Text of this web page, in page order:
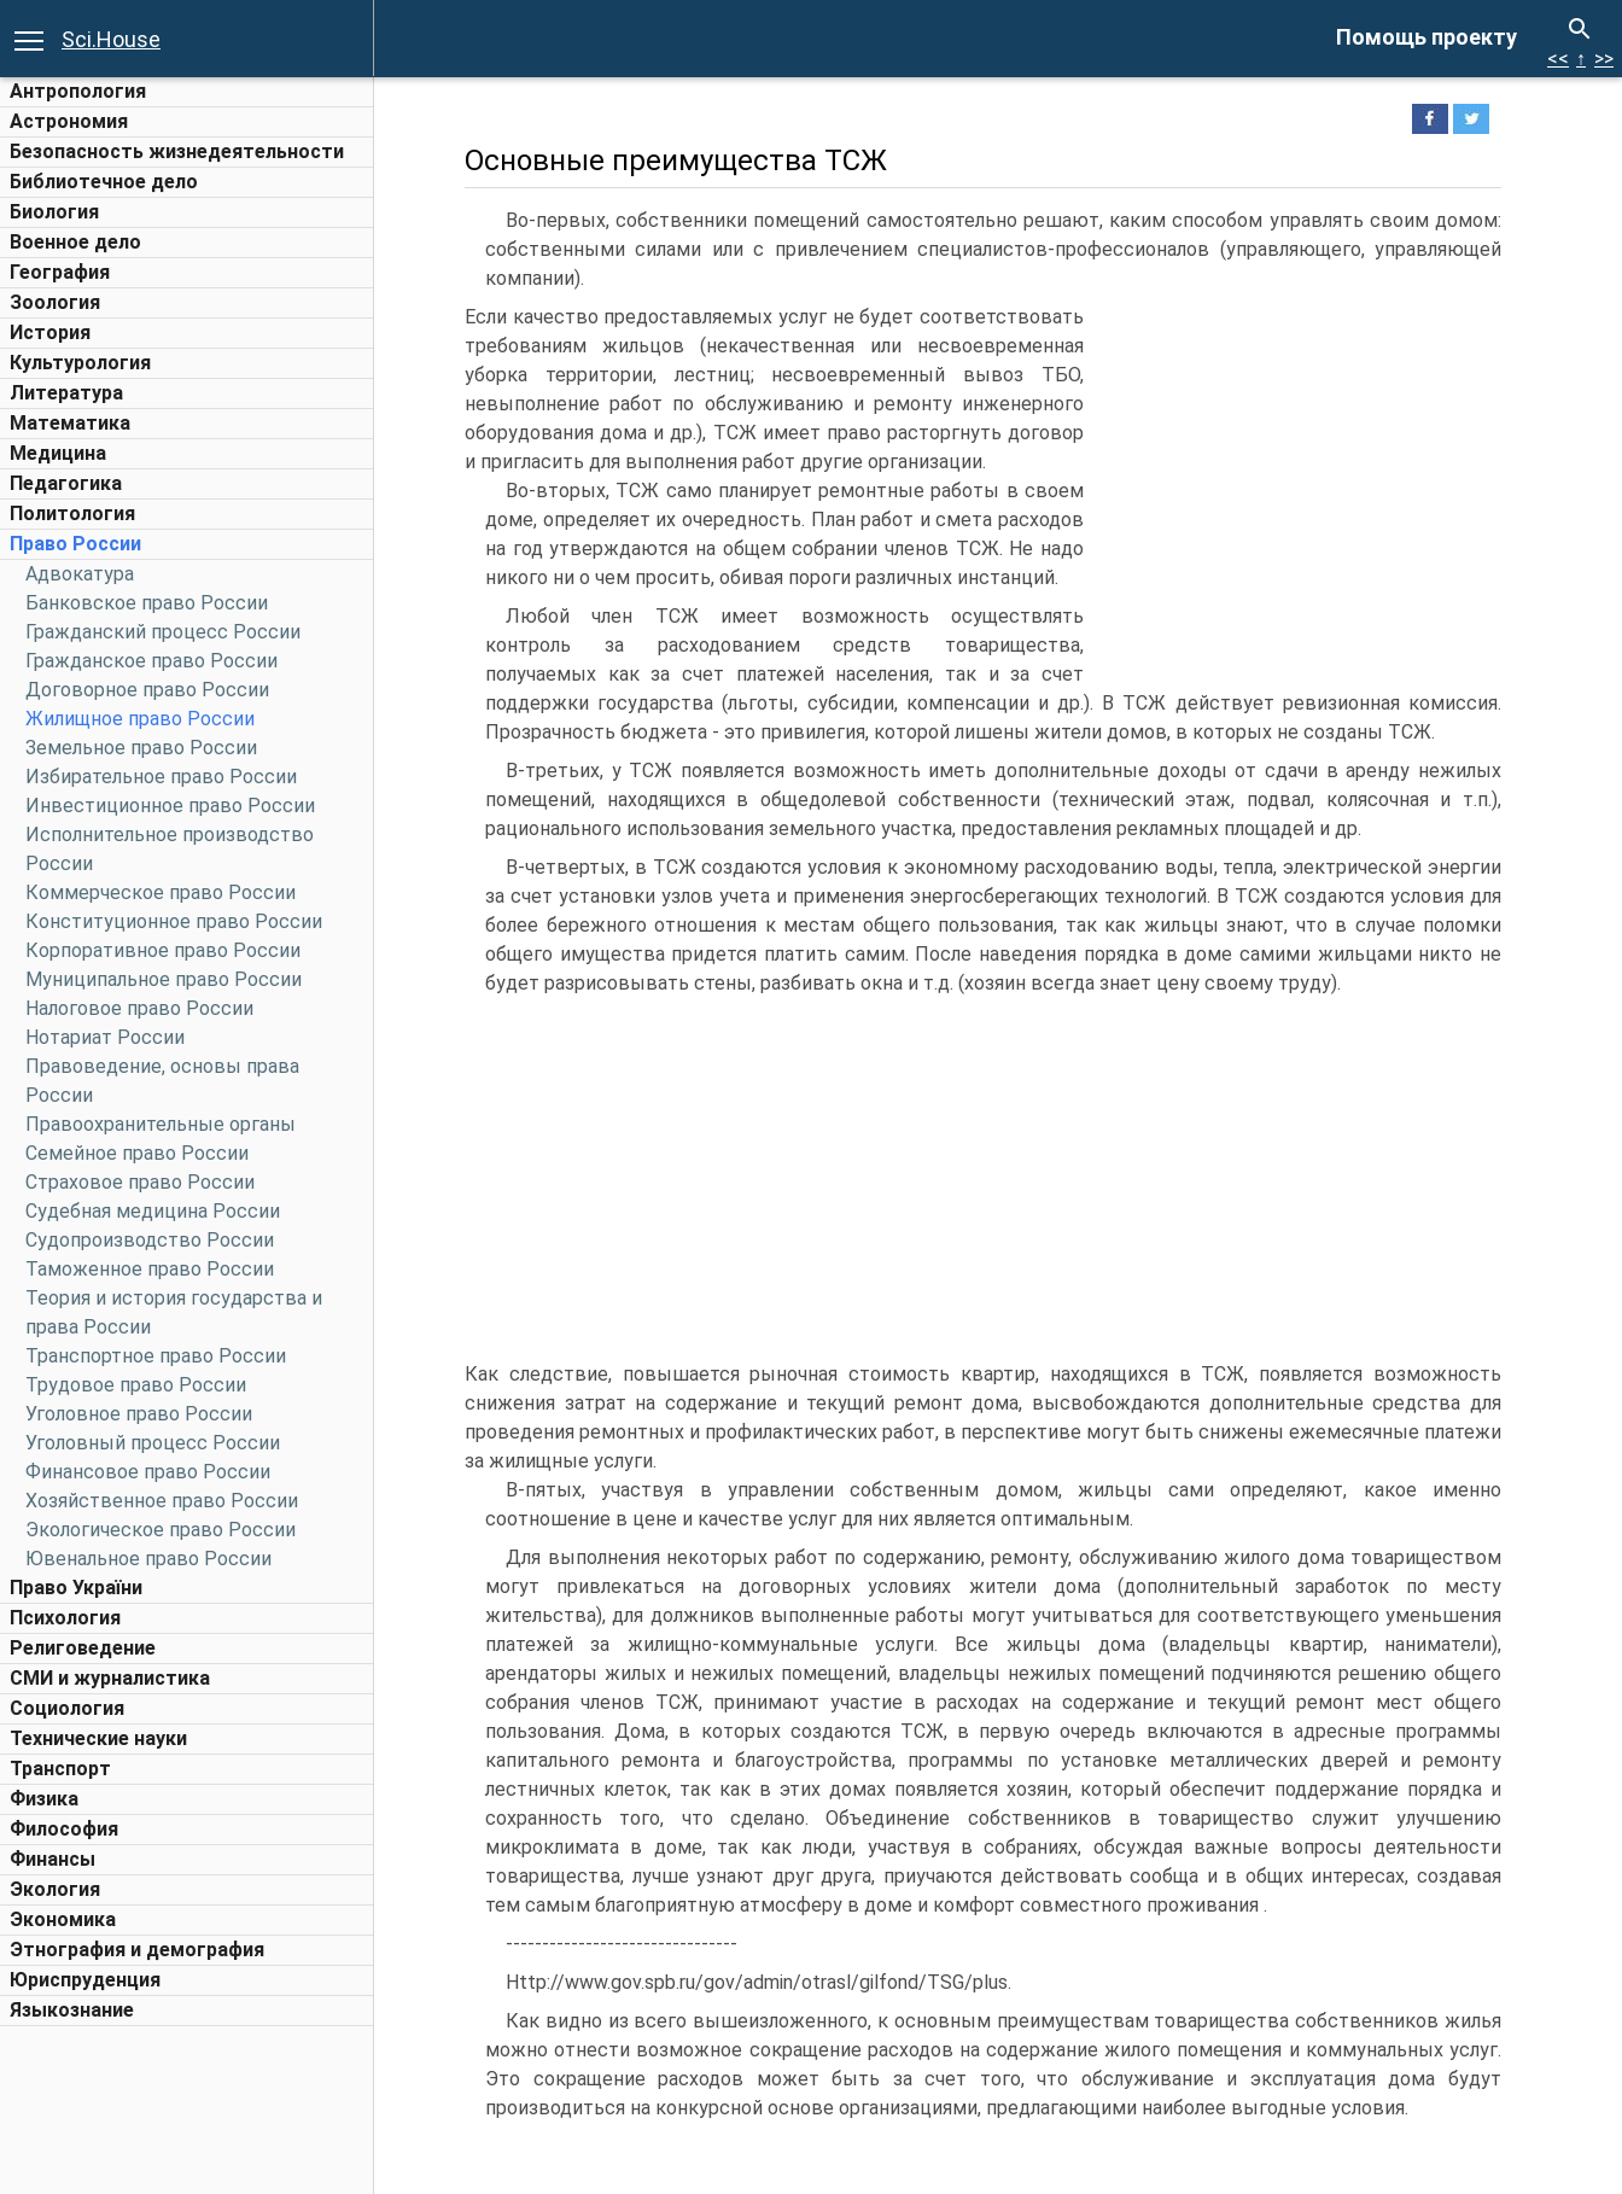
Помощь проекту
Sci.House
Антропология
Астрономия
Безопасность жизнедеятельности
Библиотечное дело
Биология
Военное дело
География
Зоология
История
Культурология
Литература
Математика
Медицина
Педагогика
Политология
Право России
Адвокатура
Банковское право России
Гражданский процесс России
Гражданское право России
Договорное право России
Жилищное право России
Земельное право России
Избирательное право России
Инвестиционное право России
Исполнительное производство
России
Коммерческое право России
Конституционное право России
Корпоративное право России
Муниципальное право России
Налоговое право России
Нотариат России
Правоведение, основы права
России
Правоохранительные органы
Семейное право России
Страховое право России
Судебная медицина России
Судопроизводство России
Таможенное право России
Теория и история государства и
права России
Транспортное право России
Трудовое право России
Уголовное право России
Уголовный процесс России
Финансовое право России
Хозяйственное право России
Экологическое право России
Ювенальное право России
Право України
Психология
Религоведение
СМИ и журналистика
Социология
Технические науки
Транспорт
Физика
Философия
Финансы
Экология
Экономика
Этнография и демография
Юриспруденция
Языкознание
<< ↑ >>
Основные преимущества ТСЖ
Во-первых, собственники помещений самостоятельно решают, каким способом управлять своим домом:
собственными силами или с привлечением специалистов-профессионалов (управляющего, управляющей
компании).
Если качество предоставляемых услуг не будет соответствовать
требованиям жильцов (некачественная или несвоевременная
уборка территории, лестниц; несвоевременный вывоз ТБО,
невыполнение работ по обслуживанию и ремонту инженерного
оборудования дома и др.), ТСЖ имеет право расторгнуть договор
и пригласить для выполнения работ другие организации.
Во-вторых, ТСЖ само планирует ремонтные работы в своем
доме, определяет их очередность. План работ и смета расходов
на год утверждаются на общем собрании членов ТСЖ. Не надо
никого ни о чем просить, обивая пороги различных инстанций.
Любой член ТСЖ имеет возможность осуществлять
контроль за расходованием средств товарищества,
получаемых как за счет платежей населения, так и за счет
поддержки государства (льготы, субсидии, компенсации и др.). В ТСЖ действует ревизионная комиссия.
Прозрачность бюджета - это привилегия, которой лишены жители домов, в которых не созданы ТСЖ.
В-третьих, у ТСЖ появляется возможность иметь дополнительные доходы от сдачи в аренду нежилых
помещений, находящихся в общедолевой собственности (технический этаж, подвал, колясочная и т.п.),
рационального использования земельного участка, предоставления рекламных площадей и др.
В-четвертых, в ТСЖ создаются условия к экономному расходованию воды, тепла, электрической энергии
за счет установки узлов учета и применения энергосберегающих технологий. В ТСЖ создаются условия для
более бережного отношения к местам общего пользования, так как жильцы знают, что в случае поломки
общего имущества придется платить самим. После наведения порядка в доме самими жильцами никто не
будет разрисовывать стены, разбивать окна и т.д. (хозяин всегда знает цену своему труду).
Как следствие, повышается рыночная стоимость квартир, находящихся в ТСЖ, появляется возможность
снижения затрат на содержание и текущий ремонт дома, высвобождаются дополнительные средства для
проведения ремонтных и профилактических работ, в перспективе могут быть снижены ежемесячные платежи
за жилищные услуги.
В-пятых, участвуя в управлении собственным домом, жильцы сами определяют, какое именно
соотношение в цене и качестве услуг для них является оптимальным.
Для выполнения некоторых работ по содержанию, ремонту, обслуживанию жилого дома товариществом
могут привлекаться на договорных условиях жители дома (дополнительный заработок по месту
жительства), для должников выполненные работы могут учитываться для соответствующего уменьшения
платежей за жилищно-коммунальные услуги. Все жильцы дома (владельцы квартир, наниматели),
арендаторы жилых и нежилых помещений, владельцы нежилых помещений подчиняются решению общего
собрания членов ТСЖ, принимают участие в расходах на содержание и текущий ремонт мест общего
пользования. Дома, в которых создаются ТСЖ, в первую очередь включаются в адресные программы
капитального ремонта и благоустройства, программы по установке металлических дверей и ремонту
лестничных клеток, так как в этих домах появляется хозяин, который обеспечит поддержание порядка и
сохранность того, что сделано. Объединение собственников в товарищество служит улучшению
микроклимата в доме, так как люди, участвуя в собраниях, обсуждая важные вопросы деятельности
товарищества, лучше узнают друг друга, приучаются действовать сообща и в общих интересах, создавая
тем самым благоприятную атмосферу в доме и комфорт совместного проживания .
--------------------------------
Http://www.gov.spb.ru/gov/admin/otrasl/gilfond/TSG/plus.
Как видно из всего вышеизложенного, к основным преимуществам товарищества собственников жилья
можно отнести возможное сокращение расходов на содержание жилого помещения и коммунальных услуг.
Это сокращение расходов может быть за счет того, что обслуживание и эксплуатация дома будут
производиться на конкурсной основе организациями, предлагающими наиболее выгодные условия.